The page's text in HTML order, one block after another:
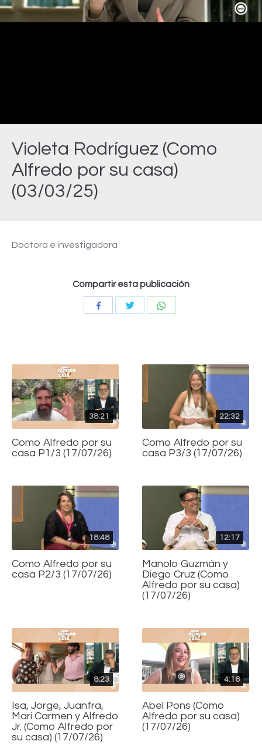
Violeta Rodríguez (Como
Alfredo por su casa)
(03/03/25)
Video
Doctora e investigadora
Compartir esta publicación
CompartirCompartir
38:21
Como Alfredo por su
casa P1/3 (17/07/26)
22:32
Como Alfredo por su
casa P3/3 (17/07/26)
18:48
Como Alfredo por su
casa P2/3 (17/07/26)
12:17
Manolo Guzmán y
Diego Cruz (Como
Alfredo por su casa)
(17/07/26)
8:23
Isa, Jorge, Juanfra,
Mari Carmen y Alfredo
Jr. (Como Alfredo por
su casa) (17/07/26)
4:16
Abel Pons (Como
Alfredo por su casa)
(17/07/26)